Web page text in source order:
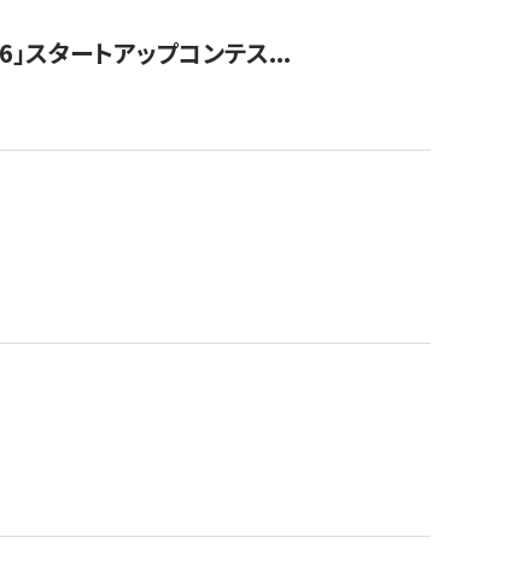
スタートアップコンテス...